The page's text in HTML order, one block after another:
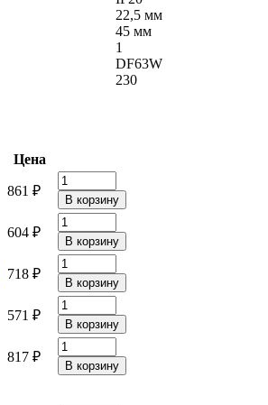
22,5 мм
45 мм
1
DF63W
230
Цена
861 ₽
604 ₽
718 ₽
571 ₽
817 ₽